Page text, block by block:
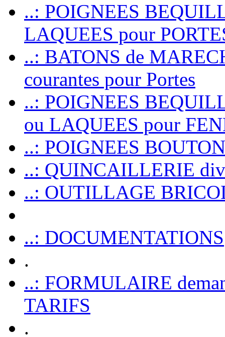
..: POIGNEES
LAQUEES pour
..: BATONS de
courantes pour Portes
..: POIGNEES
ou LAQUEES pour
..: POIGNEES
..: QUINCAILLERIE
..: OUTILLAGE
..: DOCUMENTATIONS
.
..: FORMULAIRE
TARIFS
.